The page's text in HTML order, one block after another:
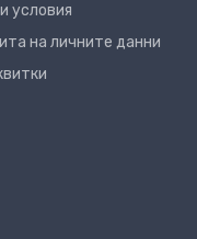
условия
на личните данни